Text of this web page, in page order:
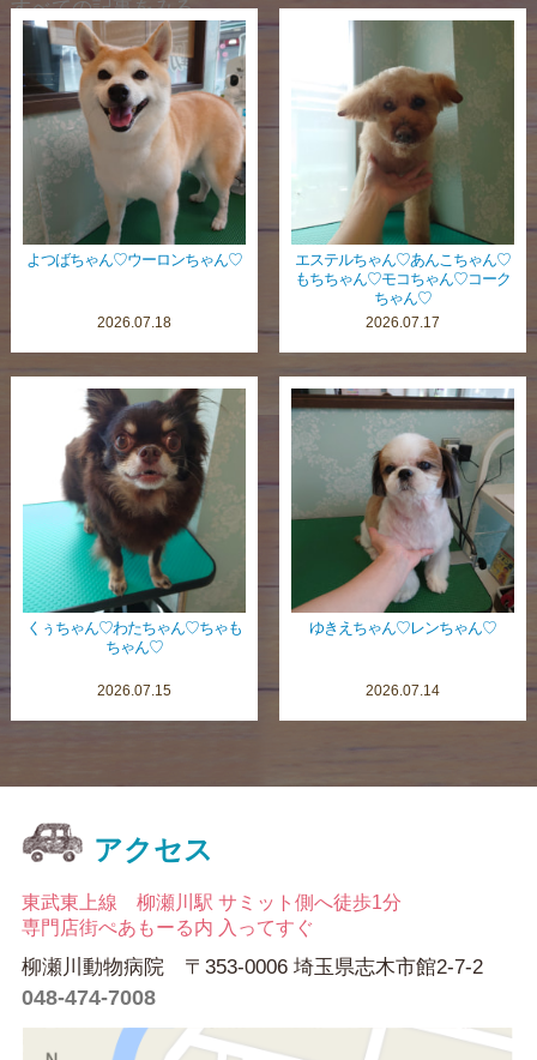
すべての記事をみる
よつばちゃん♡ウーロンちゃん♡
2026.07.18
エステルちゃん♡あんこちゃん♡
もちちゃん♡モコちゃん♡コーク
ちゃん♡
2026.07.17
くぅちゃん♡わたちゃん♡ちゃも
ちゃん♡
2026.07.15
ゆきえちゃん♡レンちゃん♡
2026.07.14
アクセス
東武東上線 柳瀬川駅 サミット側へ徒歩1分
専門店街ぺあもーる内 入ってすぐ
柳瀬川動物病院 〒353-0006 埼玉県志木市館2-7-2
048-474-7008